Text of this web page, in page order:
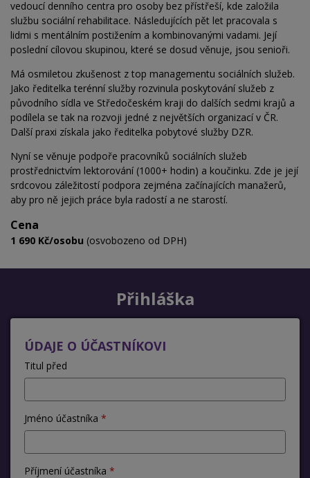
vedoucí denního centra pro osoby bez přístřeší, kde založila
službu sociální rehabilitace. Následujících pět let pracovala s
lidmi s mentálním postižením a kombinovanými vadami. Její
poslední cílovou skupinou, které se dosud věnuje, jsou senioři.
Má osmiletou zkušenost z top managementu sociálních služeb.
Jako ředitelka terénní služby rozvinula poskytování služeb z
původního sídla ve Středočeském kraji do dalších sedmi krajů a
podílela se tak na rozvoji jedné z největších organizací v ČR.
Další praxi získala jako ředitelka pobytové služby DZR.
Nyní se věnuje podpoře pracovníků sociálních služeb
prostřednictvím lektorování (1000+ hodin) a koučinku. Zde je její
srdcovou záležitostí podpora zejména začínajících manažerů,
aby pro ně jejich práce byla radostí a ne starostí.
Cena
1 690 Kč/osobu (osvobozeno od DPH)
Přihláška
ÚDAJE O ÚČASTNÍKOVI
Titul před
Jméno účastníka
Příjmení účastníka